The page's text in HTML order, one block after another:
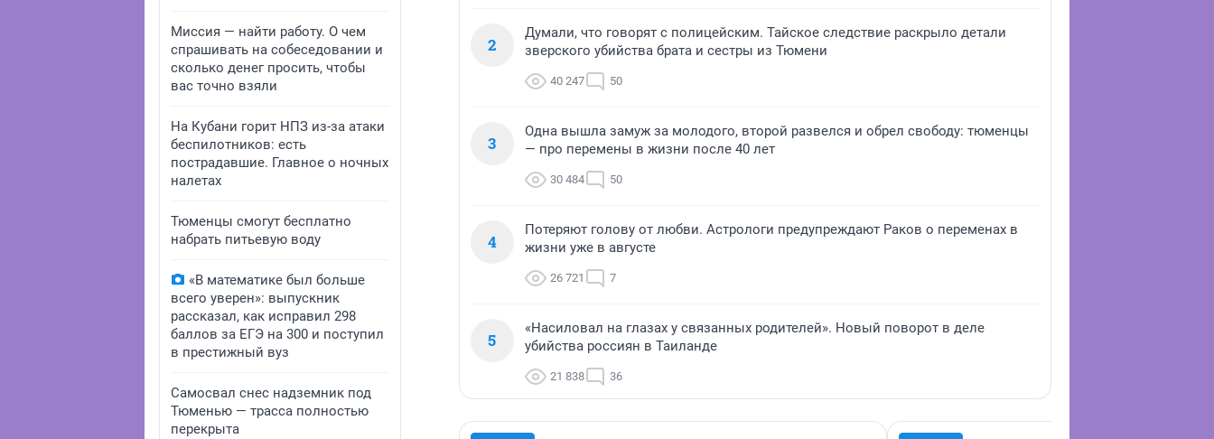
Миссия — найти работу. О чем
спрашивать на собеседовании и
сколько денег просить, чтобы
вас точно взяли
На Кубани горит НПЗ из-за атаки
беспилотников: есть
пострадавшие. Главное о ночных
налетах
Тюменцы смогут бесплатно
набрать питьевую воду
«В математике был больше
всего уверен»: выпускник
рассказал, как исправил 298
баллов за ЕГЭ на 300 и поступил
в престижный вуз
Самосвал снес надземник под
Тюменью — трасса полностью
перекрыта
2
Думали, что говорят с полицейским. Тайское следствие раскрыло детали
зверского убийства брата и сестры из Тюмени
40 247 50
3
Одна вышла замуж за молодого, второй развелся и обрел свободу: тюменцы
— про перемены в жизни после 40 лет
30 484 50
4
Потеряют голову от любви. Астрологи предупреждают Раков о переменах в
жизни уже в августе
26 721 7
5
«Насиловал на глазах у связанных родителей». Новый поворот в деле
убийства россиян в Таиланде
21 838 36